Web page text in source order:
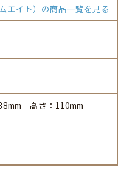
エイト）の商品一覧を見る
高さ：110mm